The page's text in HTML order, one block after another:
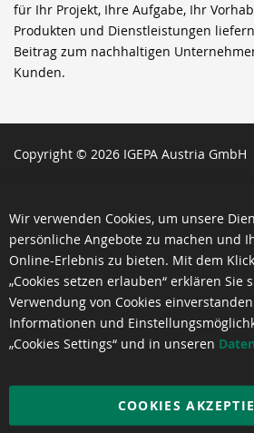
für Ihr Projekt, Ihre Aufgabe, Ihr
Produkten und Dienstleistungen
Beitrag zum nachhaltigen
Kunden.
Copyright © 2026 IGEPA Austria GmbH
Wir verwenden Cookies, um unsere
persönliche Angebote zu machen und
Online-Erlebnis zu bieten. Mit dem
„Cookies setzen erlauben“ erklären Sie
Verwendung von Cookies
Informationen und
„Cookies Settings“ und in unseren
COOKIES